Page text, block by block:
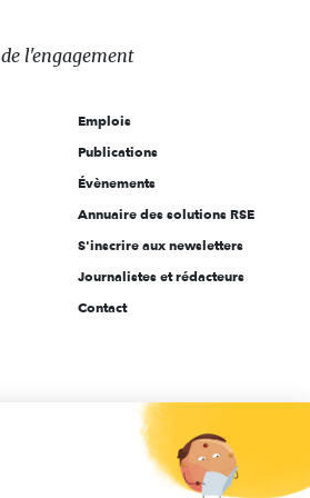
de l'engagement
Emplois
Publications
Évènements
Annuaire des solutions RSE
S'inscrire aux newsletters
Journalistes et rédacteurs
Contact